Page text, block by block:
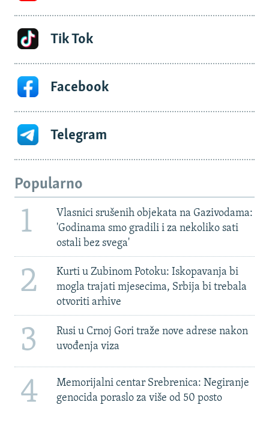
Tik Tok
Facebook
Telegram
Popularno
1
Vlasnici srušenih objekata na Gazivodama:
'Godinama smo gradili i za nekoliko sati
ostali bez svega'
2
Kurti u Zubinom Potoku: Iskopavanja bi
mogla trajati mjesecima, Srbija bi trebala
otvoriti arhive
3
Rusi u Crnoj Gori traže nove adrese nakon
uvođenja viza
4
Memorijalni centar Srebrenica: Negiranje
genocida poraslo za više od 50 posto